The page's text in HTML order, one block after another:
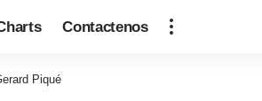
Contactenos
Piqué